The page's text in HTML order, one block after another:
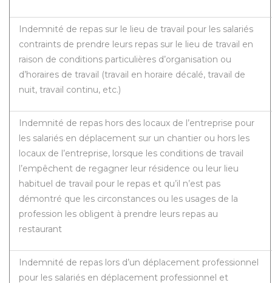
Indemnité de repas sur le lieu de travail pour les salariés
contraints de prendre leurs repas sur le lieu de travail en
raison de conditions particulières d’organisation ou
d’horaires de travail (travail en horaire décalé, travail de
nuit, travail continu, etc.)
Indemnité de repas hors des locaux de l’entreprise pour
les salariés en déplacement sur un chantier ou hors les
locaux de l’entreprise, lorsque les conditions de travail
l’empêchent de regagner leur résidence ou leur lieu
habituel de travail pour le repas et qu’il n’est pas
démontré que les circonstances ou les usages de la
profession les obligent à prendre leurs repas au
restaurant
Indemnité de repas lors d’un déplacement professionnel
pour les salariés en déplacement professionnel et